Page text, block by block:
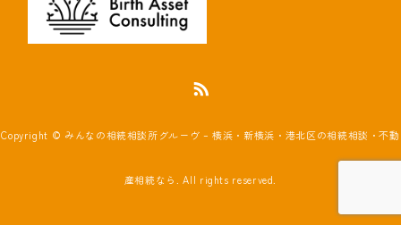
Copyright © みんなの相続相談所グルーヴ – 横浜・新横浜・港北区の相続相談・不動
産相続なら. All rights reserved.